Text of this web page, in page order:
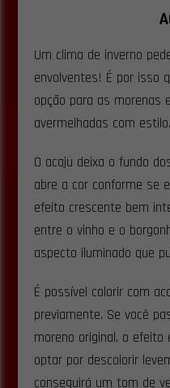
Um clima de inverno
envolventes! É por isso
opção para as morenas
avermelhadas com estilo.
O acaju deixa o fundo
abre a cor conforme se
efeito crescente bem
entre o vinho e o
aspecto iluminado que
É possível colorir com
previamente. Se você
moreno original, o
optar por descolorir
conseguirá um tom de